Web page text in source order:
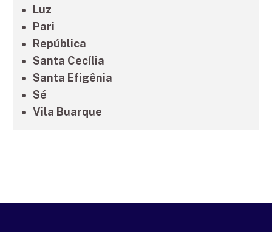
Luz
Pari
República
Santa Cecília
Santa Efigênia
Sé
Vila Buarque